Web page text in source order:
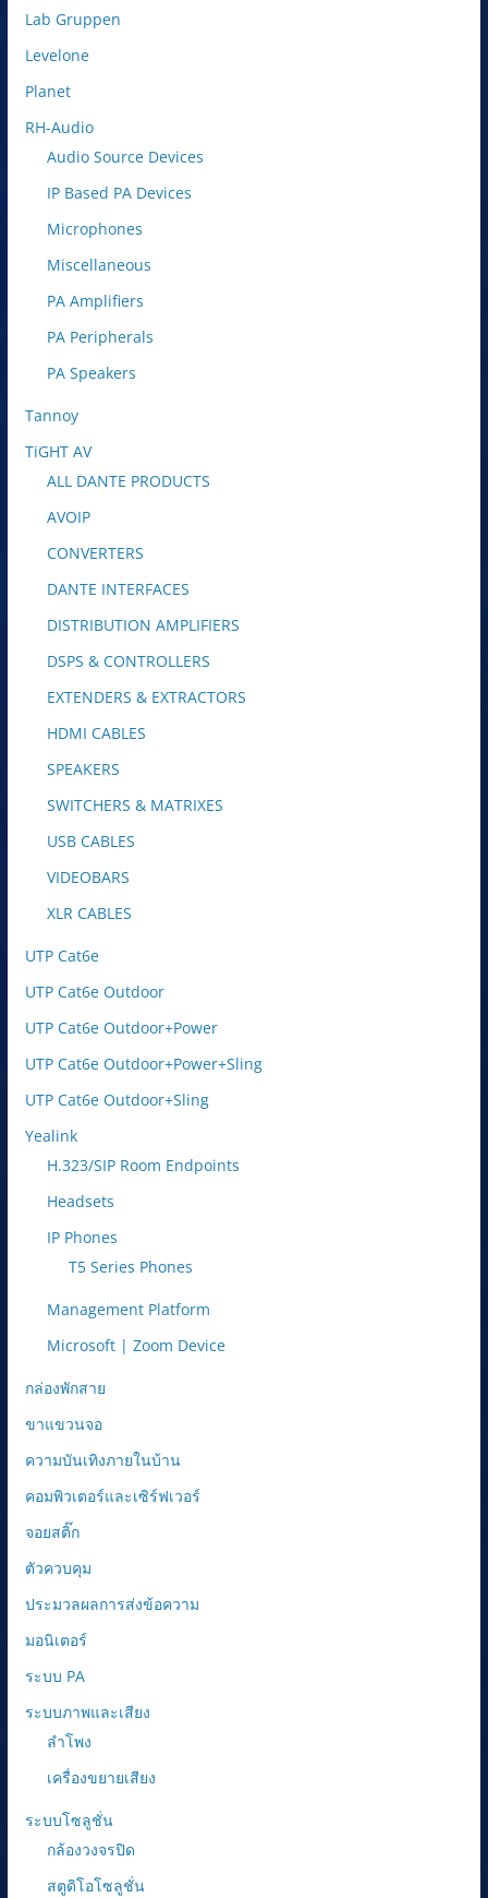
Lab Gruppen
Levelone
Planet
RH-Audio
Audio Source Devices
IP Based PA Devices
Microphones
Miscellaneous
PA Amplifiers
PA Peripherals
PA Speakers
Tannoy
TiGHT AV
ALL DANTE PRODUCTS
AVOIP
CONVERTERS
DANTE INTERFACES
DISTRIBUTION AMPLIFIERS
DSPS & CONTROLLERS
EXTENDERS & EXTRACTORS
HDMI CABLES
SPEAKERS
SWITCHERS & MATRIXES
USB CABLES
VIDEOBARS
XLR CABLES
UTP Cat6e
UTP Cat6e Outdoor
UTP Cat6e Outdoor+Power
UTP Cat6e Outdoor+Power+Sling
UTP Cat6e Outdoor+Sling
Yealink
H.323/SIP Room Endpoints
Headsets
IP Phones
T5 Series Phones
Management Platform
Microsoft | Zoom Device
กล่องพักสาย
ขาแขวนจอ
ความบันเทิงภายในบ้าน
คอมพิวเตอร์และเซิร์ฟเวอร์
จอยสติ๊ก
ตัวควบคุม
ประมวลผลการส่งข้อความ
มอนิเตอร์
ระบบ PA
ระบบภาพและเสียง
ลำโพง
เครื่องขยายเสียง
ระบบโซลูชั่น
กล้องวงจรปิด
สตูดิโอโซลูชั่น